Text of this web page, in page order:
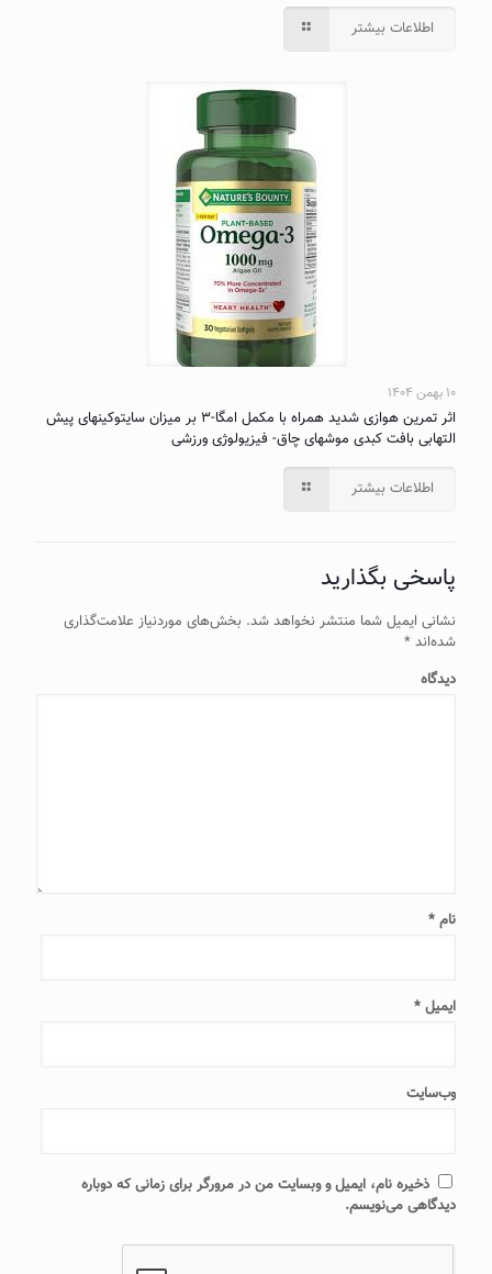
اطلاعات بیشتر
۱۰ بهمن ۱۴۰۴
اثر تمرین هوازی شدید همراه با مکمل امگا-۳ بر میزان سایتوکینهای پیش
التهابی بافت کبدی موشهای چاق- فیزیولوژی ورزشی
اطلاعات بیشتر
پاسخی بگذارید
نشانی ایمیل شما منتشر نخواهد شد. بخش‌های موردنیاز علامت‌گذاری
شده‌اند *
دیدگاه
نام *
ایمیل *
وب‌سایت
ذخیره نام، ایمیل و وبسایت من در مرورگر برای زمانی که دوباره
دیدگاهی می‌نویسم.